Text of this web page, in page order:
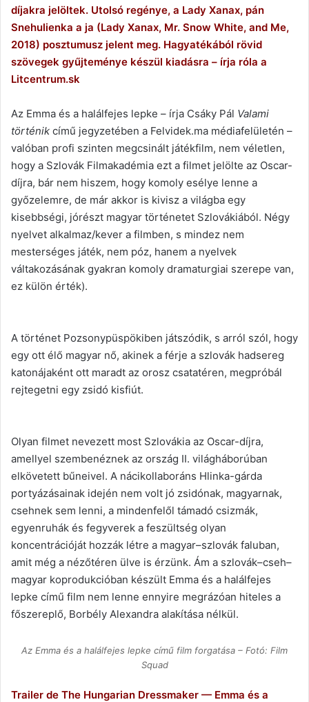
díjakra jelöltek. Utolsó regénye, a Lady Xanax, pán
Snehulienka a ja (Lady Xanax, Mr. Snow White, and Me,
2018) posztumusz jelent meg. Hagyatékából rövid
szövegek gyűjteménye készül kiadásra – írja róla a
Litcentrum.sk
Az Emma és a halálfejes lepke – írja Csáky Pál Valami
történik című jegyzetében a Felvidek.ma médiafelületén –
valóban profi szinten megcsinált játékfilm, nem véletlen,
hogy a Szlovák Filmakadémia ezt a filmet jelölte az Oscar-
díjra, bár nem hiszem, hogy komoly esélye lenne a
győzelemre, de már akkor is kivisz a világba egy
kisebbségi, jórészt magyar történetet Szlovákiából. Négy
nyelvet alkalmaz/kever a filmben, s mindez nem
mesterséges játék, nem póz, hanem a nyelvek
váltakozásának gyakran komoly dramaturgiai szerepe van,
ez külön érték).
A történet Pozsonypüspökiben játszódik, s arról szól, hogy
egy ott élő magyar nő, akinek a férje a szlovák hadsereg
katonájaként ott maradt az orosz csatatéren, megpróbál
rejtegetni egy zsidó kisfiút.
Olyan filmet nevezett most Szlovákia az Oscar-díjra,
amellyel szembenéznek az ország II. világháborúban
elkövetett bűneivel. A nácikollaboráns Hlinka-gárda
portyázásainak idején nem volt jó zsidónak, magyarnak,
csehnek sem lenni, a mindenfelől támadó csizmák,
egyenruhák és fegyverek a feszültség olyan
koncentrációját hozzák létre a magyar–szlovák faluban,
amit még a nézőtéren ülve is érzünk. Ám a szlovák–cseh–
magyar koprodukcióban készült Emma és a halálfejes
lepke című film nem lenne ennyire megrázóan hiteles a
főszereplő, Borbély Alexandra alakítása nélkül.
Az Emma és a halálfejes lepke című film forgatása – Fotó: Film
Squad
Trailer de The Hungarian Dressmaker — Emma és a